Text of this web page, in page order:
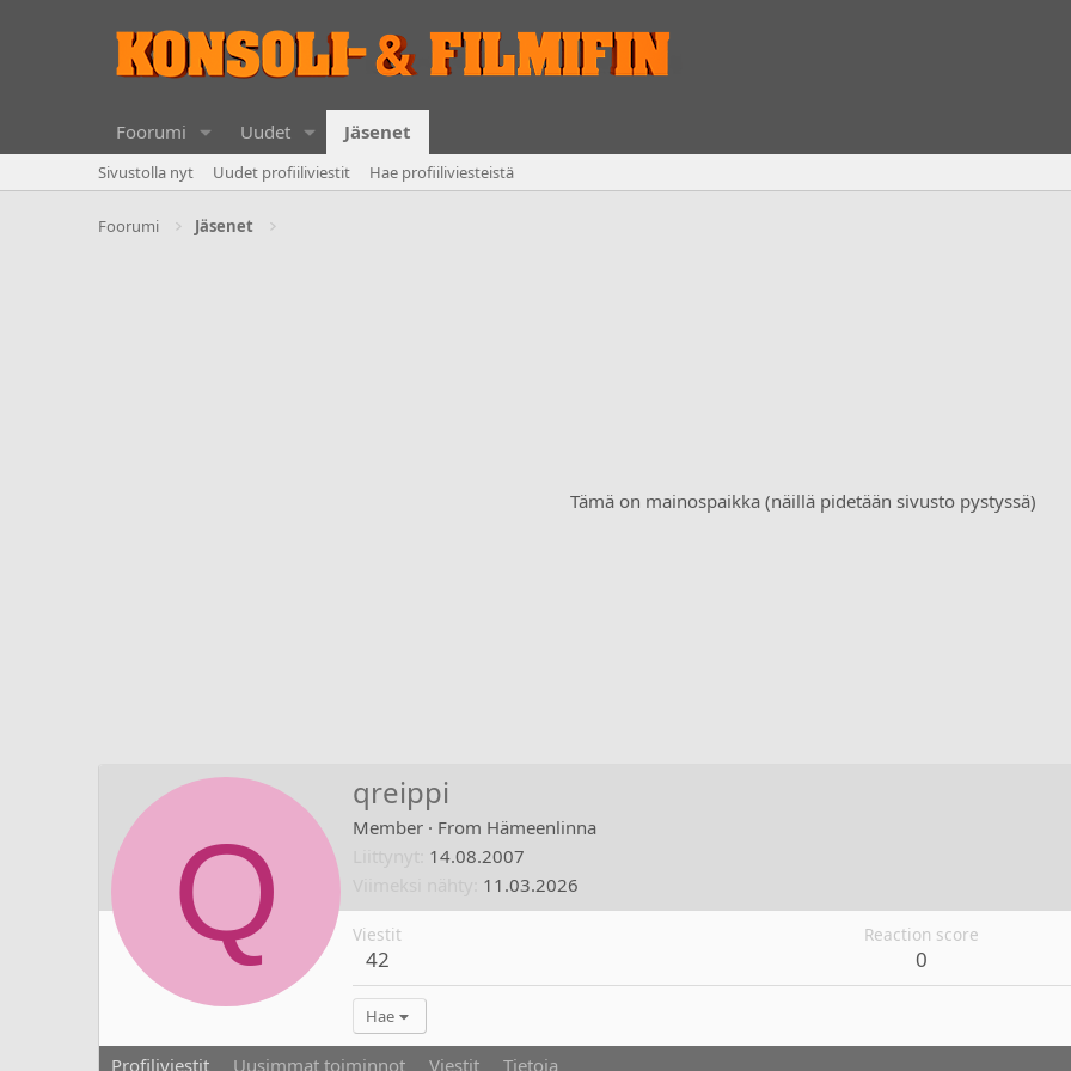
Foorumi Uudet Jäsenet
Sivustolla nyt Uudet profiiliviestit Hae profiiliviesteistä
Foorumi Jäsenet
Tämä on mainospaikka (näillä pidetään sivusto pystyssä)
Q
qreippi
Member · From Hämeenlinna
14.08.2007
11.03.2026
Viestit
42
Reaction score
0
Hae
Profiliviestit Uusimmat toiminnot Viestit Tietoja